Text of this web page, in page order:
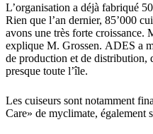
L’organisation a déjà fabriqué
Rien que l’an dernier, 85’000
avons une très forte croissance.
explique M. Grossen. ADES a
de production et de distribution,
presque toute l’île.
Les cuiseurs sont notamment
Care» de myclimate, également